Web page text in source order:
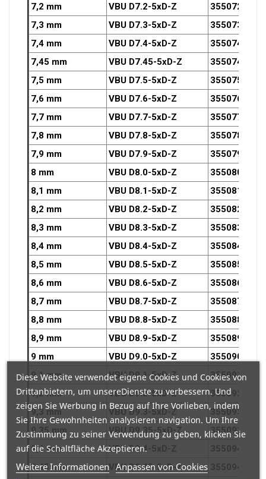
7,2 mm
VBU D7.2-5xD-Z
3550720OZ
7,3 mm
VBU D7.3-5xD-Z
3550730OZ
7,4 mm
VBU D7.4-5xD-Z
3550740OZ
7,45 mm
VBU D7.45-5xD-Z
3550745OZ
7,5 mm
VBU D7.5-5xD-Z
3550750OZ
7,6 mm
VBU D7.6-5xD-Z
3550760OZ
7,7 mm
VBU D7.7-5xD-Z
3550770OZ
7,8 mm
VBU D7.8-5xD-Z
3550780OZ
7,9 mm
VBU D7.9-5xD-Z
3550790OZ
8 mm
VBU D8.0-5xD-Z
3550800OZ
8,1 mm
VBU D8.1-5xD-Z
3550810OZ
8,2 mm
VBU D8.2-5xD-Z
3550820OZ
8,3 mm
VBU D8.3-5xD-Z
3550830OZ
8,4 mm
VBU D8.4-5xD-Z
3550840OZ
8,5 mm
VBU D8.5-5xD-Z
3550850OZ
8,6 mm
VBU D8.6-5xD-Z
3550860OZ
8,7 mm
VBU D8.7-5xD-Z
3550870OZ
8,8 mm
VBU D8.8-5xD-Z
3550880OZ
8,9 mm
VBU D8.9-5xD-Z
3550890OZ
9 mm
VBU D9.0-5xD-Z
3550900OZ
9,1 mm
VBU D9.1-5xD-Z
3550910OZ
9,2 mm
VBU D9.2-5xD-Z
3550920OZ
9,3 mm
VBU D9.3-5xD-Z
3550930OZ
9,35 mm
VBU D9.35-5xD-Z
3550935OZ
9,4 mm
VBU D9.4-5xD-Z
3550940OZ
9,45 mm
VBU D9.45-5xD-Z
3550945OZ
Diese Website verwendet eigene Cookies und Cookies von
Drittanbietern, um unsereDienste zu verbessern. Und
zeigen Sie Werbung in Bezug auf Ihre Vorlieben, indem
Sie Ihre Gewohnheiten analysieren navigation. Um Ihre
Zustimmung zu seiner Verwendung zu geben, klicken Sie
auf die Schaltfläche Akzeptieren.
Weitere Informationen Anpassen von Cookies